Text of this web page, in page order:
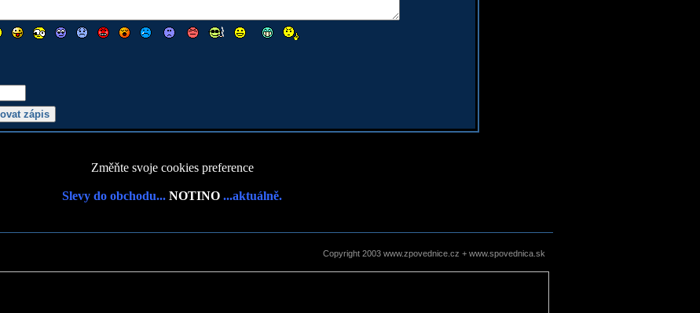
Změňte svoje cookies preference
Slevy do obchodu... NOTINO ...aktuálně.
Copyright 2003 www.zpovednice.cz + www.spovednica.sk